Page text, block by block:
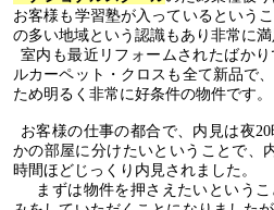
お客様も学習塾が入っているという
の多い地域という認識もあり非常に満
室内も最近リフォームされたばか
ルカーペット・クロスも全て新品で
ため明るく非常に好条件の物件です。
お客様の仕事の都合で、内見は夜20
かの部屋に分けたいということで、
時間ほどじっくり内見されました。
まずは物件を押さえたいという